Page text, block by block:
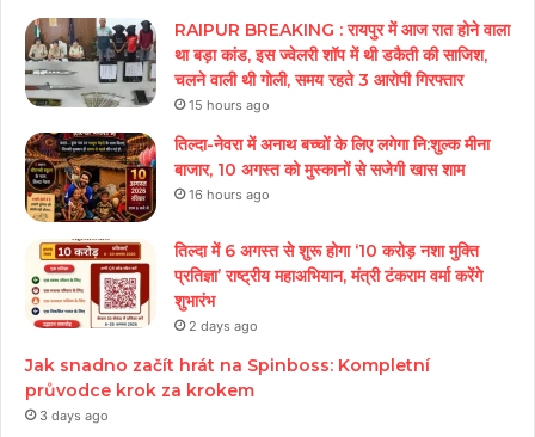
RAIPUR BREAKING : रायपुर में आज रात होने वाला
था बड़ा कांड, इस ज्वेलरी शॉप में थी डकैती की साजिश,
चलने वाली थी गोली, समय रहते 3 आरोपी गिरफ्तार
15 hours ago
तिल्दा-नेवरा में अनाथ बच्चों के लिए लगेगा नि:शुल्क मीना
बाजार, 10 अगस्त को मुस्कानों से सजेगी खास शाम
16 hours ago
तिल्दा में 6 अगस्त से शुरू होगा ‘10 करोड़ नशा मुक्ति
प्रतिज्ञा’ राष्ट्रीय महाअभियान, मंत्री टंकराम वर्मा करेंगे
शुभारंभ
2 days ago
Jak snadno začít hrát na Spinboss: Kompletní
průvodce krok za krokem
3 days ago